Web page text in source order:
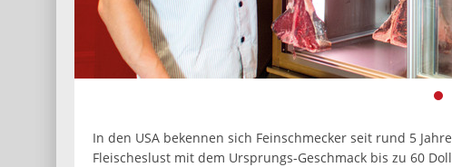
In den USA bekennen sich Feinschmecker seit rund 5
Fleischeslust mit dem Ursprungs-Geschmack bis zu 60